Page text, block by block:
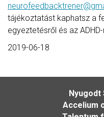
tájékoztatást kaphatsz a
egyeztetésről és az
2019-06-18
Nyugodt
Accelium